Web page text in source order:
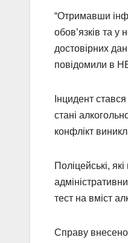
“Отримавши
обов’язків та
достовірних
повідомили в
Інцидент
стані
конфлікт
Поліцейські,
тест на вміст
Справу внесено